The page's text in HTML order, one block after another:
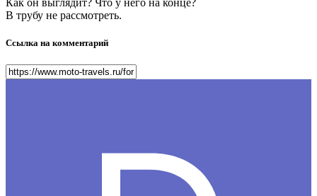
Как он выглядит? Что у него на конце?
В трубу не рассмотреть.
Ссылка на комментарий